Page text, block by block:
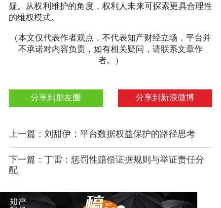
疑。从权利维护的角度，权利人未来可探索更具合理性
的维权模式。
（本文仅代表作者观点，不代表知产财经立场，平台并
不承诺对内容负责，如有相关疑问，请联系文章作
者。）
分享到新浪微博
分享到朋友圈
上一篇：刘甜伊：平台数据权益保护的路径思考
下一篇：丁雷：惩罚性赔偿证据规则与举证责任分
配